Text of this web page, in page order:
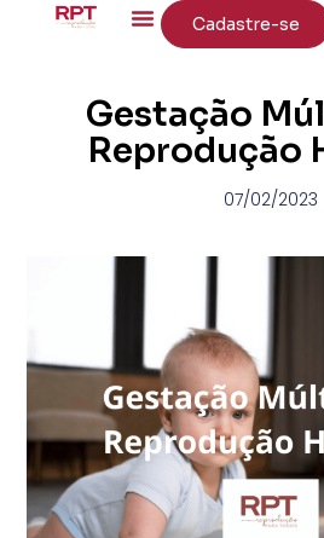
Cadastre-se
Gestação
Reprodução
07/02/2023